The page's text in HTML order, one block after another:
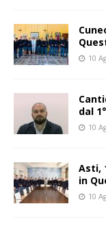
10
dal
10
Asti,
in
10